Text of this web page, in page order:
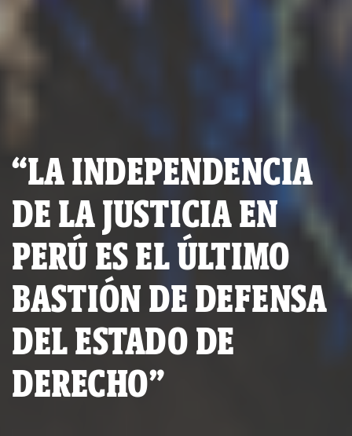
“LA INDEPENDENCIA
DE LA JUSTICIA EN
PERÚ ES EL ÚLTIMO
BASTIÓN DE DEFENSA
DEL ESTADO DE
DERECHO”